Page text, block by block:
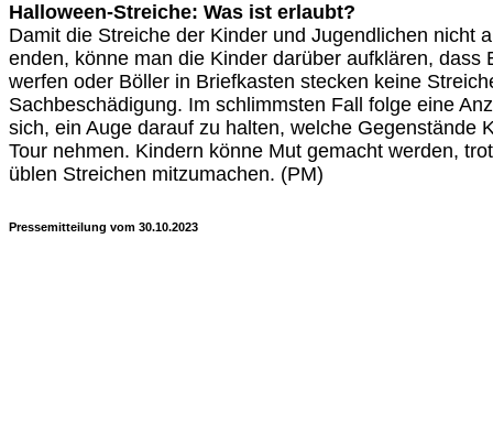
Halloween-Streiche: Was ist erlaubt?
Damit die Streiche der Kinder und Jugendlichen nicht
enden, könne man die Kinder darüber aufklären, dass
werfen oder Böller in Briefkasten stecken keine
Sachbeschädigung. Im schlimmsten Fall folge eine
sich, ein Auge darauf zu halten, welche Gegenstände
Tour nehmen. Kindern könne Mut gemacht werden,
üblen Streichen mitzumachen. (PM)
Pressemitteilung vom 30.10.2023